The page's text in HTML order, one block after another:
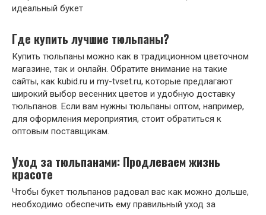
Где купить лучшие тюльпаны?
Купить тюльпаны можно как в традиционном цветочном
магазине, так и онлайн. Обратите внимание на такие
сайты, как kubid.ru и my-tvset.ru, которые предлагают
широкий выбор весенних цветов и удобную доставку
тюльпанов. Если вам нужны тюльпаны оптом, например,
для оформления мероприятия, стоит обратиться к
оптовым поставщикам.
Уход за тюльпанами: Продлеваем жизнь
красоте
Чтобы букет тюльпанов радовал вас как можно дольше,
необходимо обеспечить ему правильный уход за